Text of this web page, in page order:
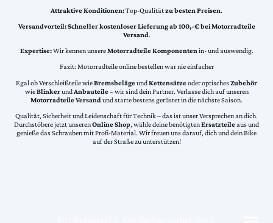
Attraktive Konditionen:Top-Qualitätzu besten Preisen.
Versandvorteil:Schneller kostenloser Lieferung ab 100,-€ bei Motorradteile
Versand.
Expertise:Wir kennen unsereMotorradteile Komponentenin- und auswendig.
Fazit: Motorradteile online bestellen war nie einfacher
Egal ob Verschleißteile wieBremsbelägeundKettensätzeoder optischesZubehör
wieBlinkerundAnbauteile– wir sind dein Partner. Verlasse dich auf unseren
Motorradteile Versand und starte bestens gerüstet in die nächste Saison.
Qualität, Sicherheit und Leidenschaft für Technik – das ist unser Versprechen an dich.
Durchstöbere jetzt unserenOnline Shop, wähle deine benötigtenErsatzteileaus und
genieße das Schrauben mit Profi-Material. Wir freuen uns darauf, dich und dein Bike
auf der Straße zu unterstützen!